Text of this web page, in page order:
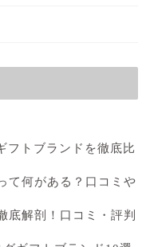
フトブランドを徹底比
底解剖！口コミ・評判